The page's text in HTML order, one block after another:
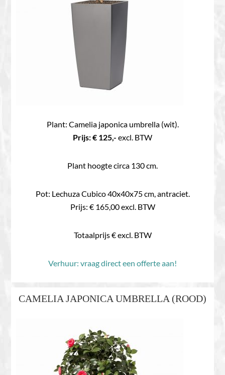
Plant: Camelia japonica umbrella (wit).
Prijs: € 125,- excl. BTW
Plant hoogte circa 130 cm.
Pot: Lechuza Cubico 40x40x75 cm, antraciet.
Prijs: € 165,00 excl. BTW
Totaalprijs € excl. BTW
Verhuur: vraag direct een offerte aan!
CAMELIA JAPONICA UMBRELLA (ROOD)